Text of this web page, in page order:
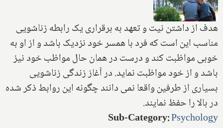
هدف از داشتن نیت و تعهد به برقراری یک رابطه زناشویی
مناسب این است که فرد با همسر خود نزدیک باشد و از او به
خوبی مواظبت کند و درست در همان حال مواظب خود نیز
باشد و از خود مواظبت نماید. در آغاز زندگی زناشویی
بسیاری از طرفین واقعا نمی دانند چگونه این روابط ذکر شده
در بالا را حفظ نمایند.
Sub-Category:Psychology